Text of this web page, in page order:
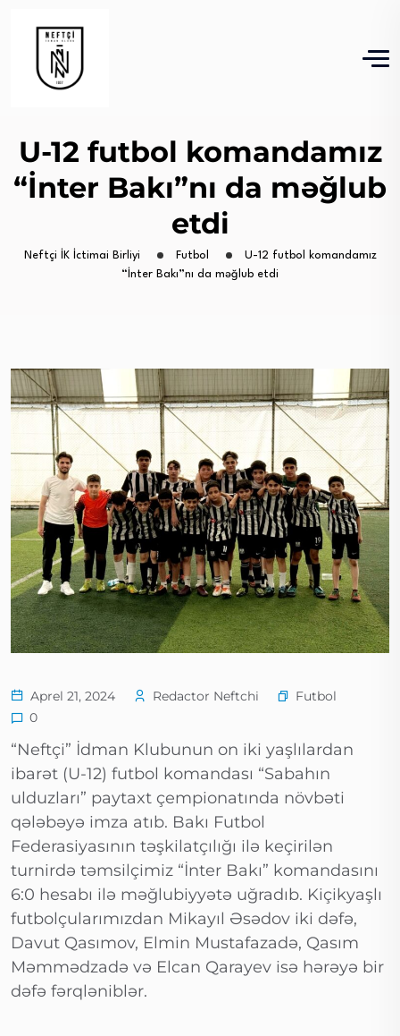
U-12 futbol komandamız
“İnter Bakı”nı da məğlub
etdi
Neftçi İK İctimai Birliyi Futbol
U-12 futbol komandamız
“İnter Bakı”nı da məğlub etdi
Aprel 21, 2024 Redactor Neftchi
Futbol
0
“Neftçi” İdman Klubunun on iki yaşlılardan
ibarət (U-12) futbol komandası “Sabahın
ulduzları” paytaxt çempionatında növbəti
qələbəyə imza atıb. Bakı Futbol
Federasiyasının təşkilatçılığı ilə keçirilən
turnirdə təmsilçimiz “İnter Bakı” komandasını
6:0 hesabı ilə məğlubiyyətə uğradıb. Kiçikyaşlı
futbolçularımızdan Mikayıl Əsədov iki dəfə,
Davut Qasımov, Elmin Mustafazadə, Qasım
Məmmədzadə və Elcan Qarayev isə hərəyə bir
dəfə fərqləniblər.